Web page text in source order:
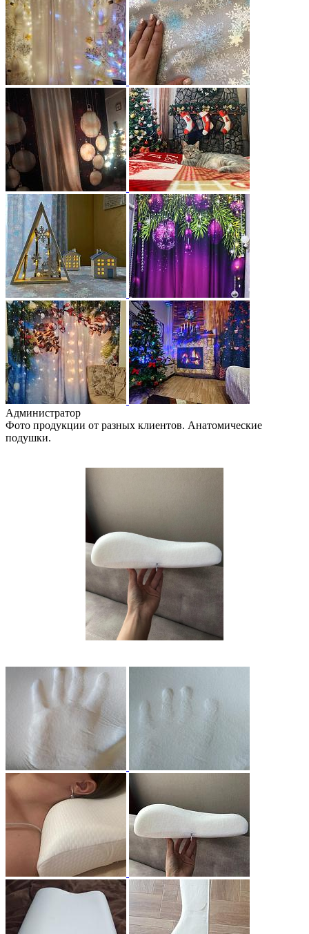
Администратор
Фото продукции от разных клиентов. Анатомические
подушки.